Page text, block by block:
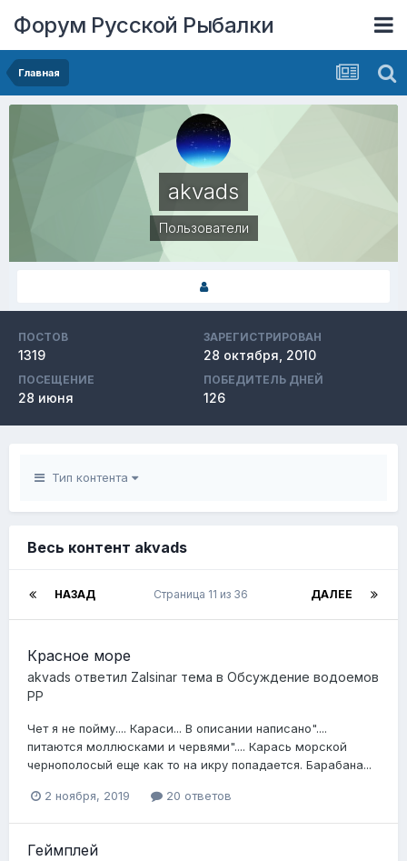
Форум Русской Рыбалки
Главная
akvads
Пользователи
ПОСТОВ
1319
ЗАРЕГИСТРИРОВАН
28 октября, 2010
ПОСЕЩЕНИЕ
28 июня
ПОБЕДИТЕЛЬ ДНЕЙ
126
Тип контента
Весь контент akvads
НАЗАД ДАЛЕЕ
Страница 11 из 36
Красное море
akvads ответил Zalsinar тема в Обсуждение водоемов
РР
Чет я не пойму.... Караси... В описании написано"....
питаются моллюсками и червями".... Карась морской
чернополосый еще как то на икру попадается. Барабана...
2 ноября, 2019 20 ответов
Геймплей